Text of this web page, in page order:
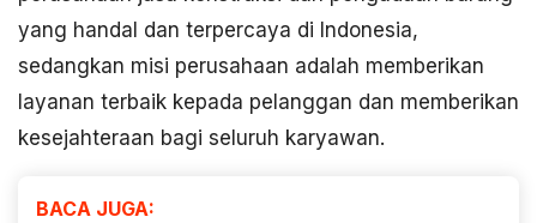
yang handal dan terpercaya di Indonesia,
sedangkan misi perusahaan adalah memberikan
layanan terbaik kepada pelanggan dan memberikan
kesejahteraan bagi seluruh karyawan.
BACA JUGA: